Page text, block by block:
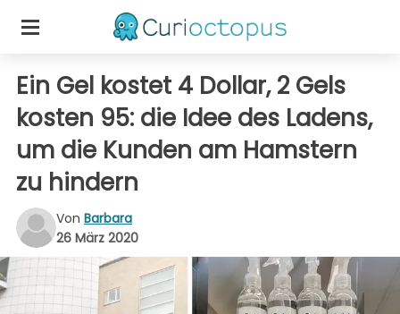
Ein Gel kostet 4 Dollar, 2 Gels
kosten 95: die Idee des Ladens,
um die Kunden am Hamstern
zu hindern
Von Barbara
26 März 2020